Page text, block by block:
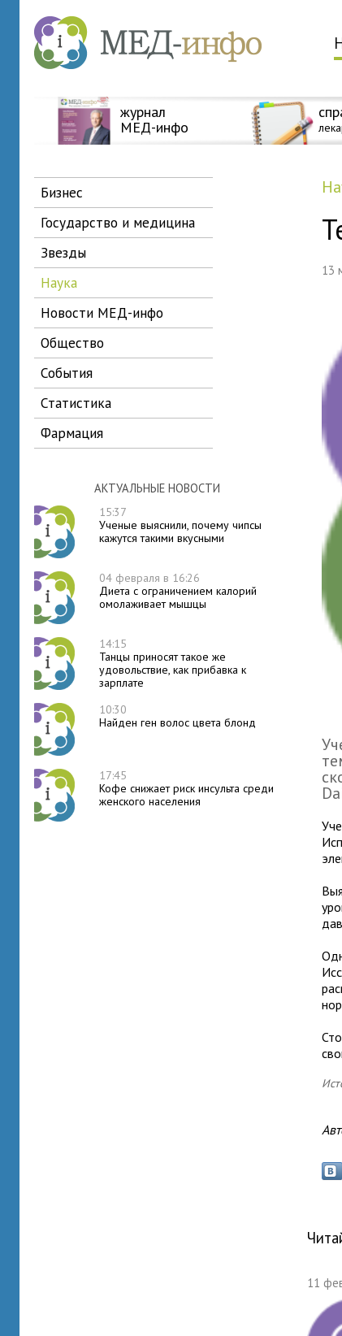
журнал
МЕД-инфо
бизнес
государство и медицина
звезды
наука
новости МЕД-инфо
общество
события
статистика
фармация
АКТУАЛЬНЫЕ НОВОСТИ
15:37
Ученые выяснили, почему чипсы
кажутся такими вкусными
04 февраля в 16:26
Диета с ограничением калорий
омолаживает мышцы
14:15
Танцы приносят такое же
удовольствие, как прибавка к
зарплате
10:30
Найден ген волос цвета блонд
17:45
Кофе снижает риск инсульта среди
женского населения
11